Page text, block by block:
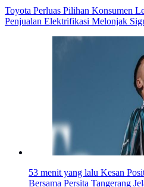
Toyota Perluas Pilihan Konsumen
Penjualan Elektrifikasi Melonjak
53 menit yang lalu Kesan
Bersama Persita Tangerang